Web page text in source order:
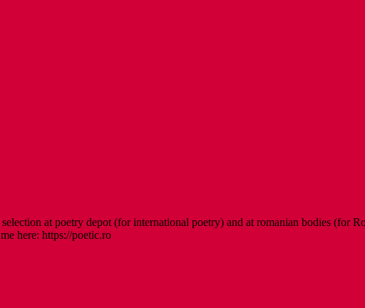
at poetry depot (for international poetry) and at romanian bodies (for
here: https://poetic.ro